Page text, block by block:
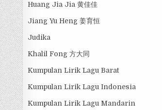
Huang Jia Jia 黄佳佳
Jiang Yu Heng 姜育恒
Judika
Khalil Fong 方大同
Kumpulan Lirik Lagu Barat
Kumpulan Lirik Lagu Indonesia
Kumpulan Lirik Lagu Mandarin